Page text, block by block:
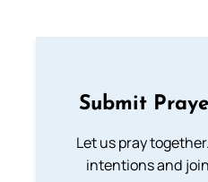
Submit
Let us pray
intentions and